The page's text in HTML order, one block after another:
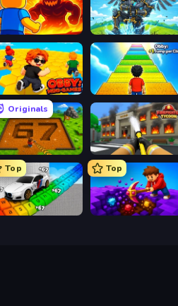
Obby: Legendary Dragon Obby: Pull a Sword
Obby: Mini-Games Obby: +1 Jump per Click
Originals
Dig Brainrots Obby: Firefighter Tycoon
Top Top
Obby: Dig Down